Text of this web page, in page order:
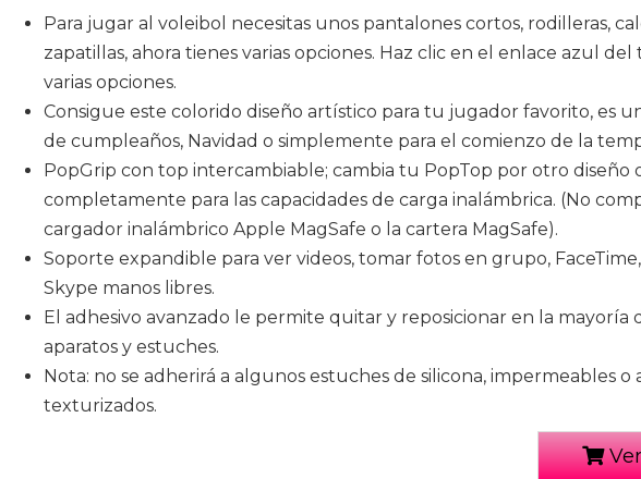
Para jugar al voleibol necesitas unos pantalones cortos, rodilleras,
zapatillas, ahora tienes varias opciones. Haz clic en el enlace azul
varias opciones.
Consigue este colorido diseño artístico para tu jugador favorito, es
de cumpleaños, Navidad o simplemente para el comienzo de la
PopGrip con top intercambiable; cambia tu PopTop por otro diseño
completamente para las capacidades de carga inalámbrica. (No
cargador inalámbrico Apple MagSafe o la cartera MagSafe).
Soporte expandible para ver videos, tomar fotos en grupo,
Skype manos libres.
El adhesivo avanzado le permite quitar y reposicionar en la mayoría
aparatos y estuches.
Nota: no se adherirá a algunos estuches de silicona, impermeables
texturizados.